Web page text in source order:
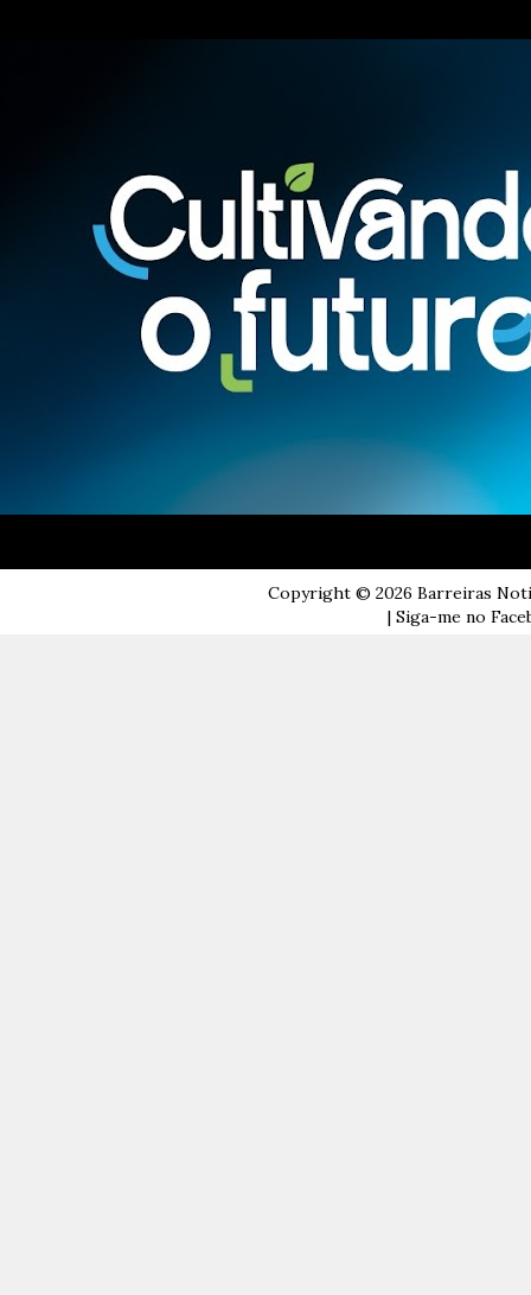
Copyright © 2026 Barreiras
| Siga-me no